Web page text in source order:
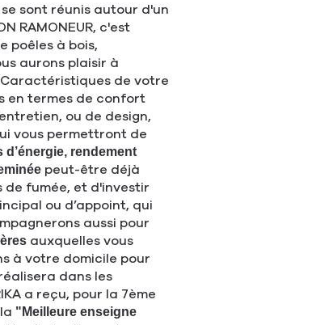
sont réunis autour d'un
RAMONEUR, c'est
poêles à bois,
aurons plaisir à
de votre
en termes de confort
ou de design,
vous permettront de
d’énergie, rendement
peut-être déjà
fumée, et d'investir
ou d’appoint, qui
aussi pour
auxquelles vous
à votre domicile pour
dans les
a reçu, pour la 7ème
"Meilleure enseigne